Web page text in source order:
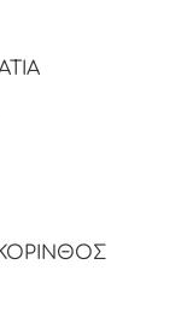
ΚΟΡΙΝΘΟΣ